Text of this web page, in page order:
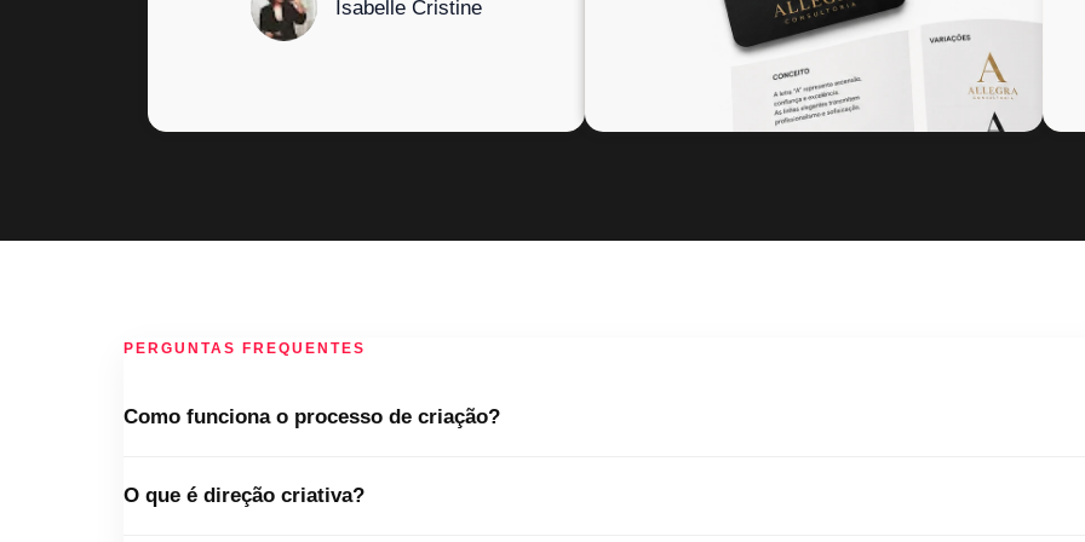
d
Isabelle Cristine
PERGUNTAS FREQUENTES
Como funciona o processo de criação?
O que é direção criativa?